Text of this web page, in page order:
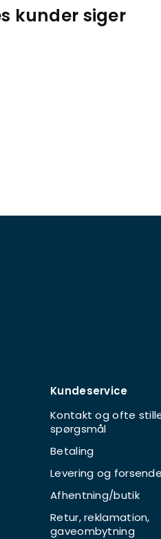
kunder siger
Kundeservice
Kontakt og ofte
spørgsmål
Betaling
Levering og
Afhentning/butik
Retur, reklamation,
gaveombytning